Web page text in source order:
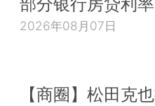
2026年08月07日
【商圈】松田克